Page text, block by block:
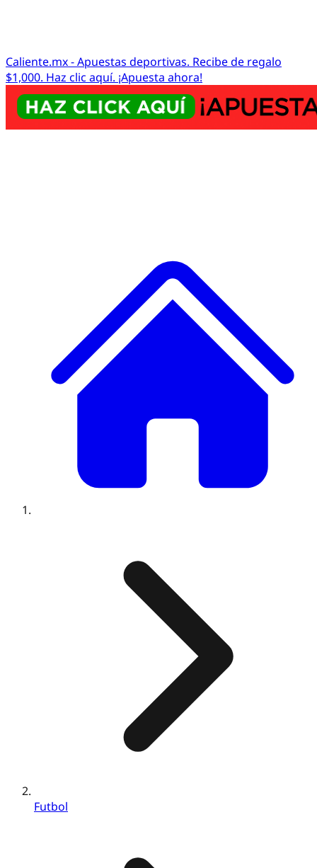
Caliente.mx - Apuestas deportivas. Recibe de regalo
$1,000. Haz clic aquí. ¡Apuesta ahora!
Futbol